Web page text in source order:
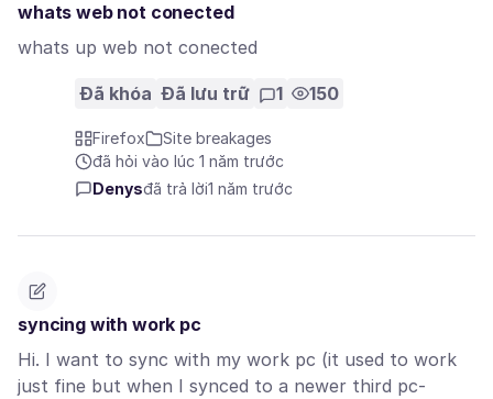
whats web not conected
whats up web not conected
Đã khóa Đã lưu trữ 1 150
Firefox
Site breakages
đã hỏi vào lúc 1 năm trước
Denysđã trả lời1 năm trước
syncing with work pc
Hi. I want to sync with my work pc (it used to work
just fine but when I synced to a newer third pc-